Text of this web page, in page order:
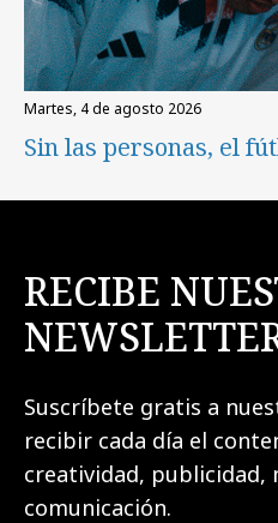
martes, 4 de agosto 2026
Sin las personas, el
RECIBE
Suscríbete gratis a
recibir cada día el
creatividad, publicidad,
comunicación.